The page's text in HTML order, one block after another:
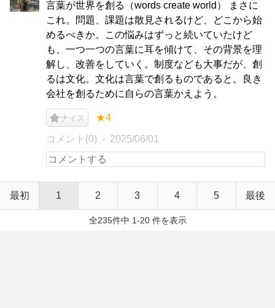
言葉が世界を創る（words create world） まさに
これ。問題、課題は散見されるけど、どこから始
めるべきか。この悩みはずっと続いていたけど
も、一つ一つの言葉に耳を傾けて、その背景を理
解し、改善をしていく。制度なども大事だが、創
るは文化。文化は言葉で創るものであると。良き
会社を創るために自らの言葉かえよう。
ナイス ★4
コメント(0) 2025/06/01
最初 1 2 3 4 5 最後
全235件中 1-20 件を表示